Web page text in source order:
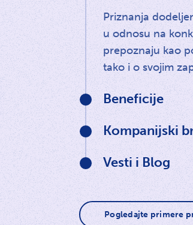
Priznanja
u odnosu na
prepoznaju kao
tako i o svojim
Beneficije
Kompanijski
Vesti i Blog
Pogledajte primere